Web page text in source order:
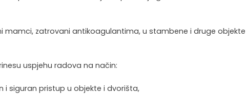
mamci, zatrovani antikoagulantima, u stambene i druge objekte
uspjehu radova na način:
siguran pristup u objekte i dvorišta,